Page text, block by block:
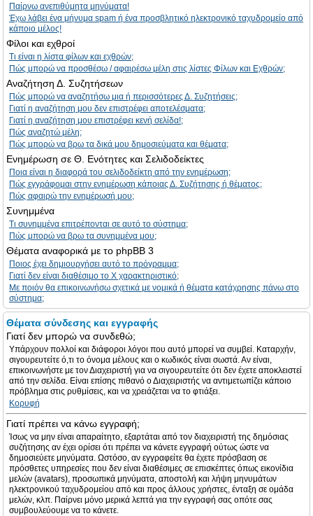
Παίρνω ανεπιθύμητα μηνύματα!
Έχω λάβει ένα μήνυμα spam ή ένα προσβλητικό ηλεκτρονικό ταχυδρομείο από
κάποιο μέλος!
Φίλοι και εχθροί
Τι είναι η λίστα φίλων και εχθρών;
Πώς μπορώ να προσθέσω / αφαιρέσω μέλη στις λίστες Φίλων και Εχθρών;
Αναζήτηση Δ. Συζητήσεων
Πώς μπορώ να αναζητήσω μια ή περισσότερες Δ. Συζητήσεις;
Γιατί η αναζήτηση μου δεν επιστρέφει αποτελέσματα;
Γιατί η αναζήτηση μου επιστρέφει κενή σελίδα!;
Πώς αναζητώ μέλη;
Πώς μπορώ να βρω τα δικά μου δημοσιεύματα και θέματα;
Ενημέρωση σε Θ. Ενότητες και Σελιδοδείκτες
Ποια είναι η διαφορά του σελιδοδείκτη από την ενημέρωση;
Πώς εγγράφομαι στην ενημέρωση κάποιας Δ. Συζήτησης ή θέματος;
Πώς αφαιρώ την ενημέρωσή μου;
Συνημμένα
Τι συνημμένα επιτρέπονται σε αυτό το σύστημα;
Πώς μπορώ να βρω τα συνημμένα μου;
Θέματα αναφορικά με το phpBB 3
Ποιος έχει δημιουργήσει αυτό το πρόγραμμα;
Γιατί δεν είναι διαθέσιμο το Χ χαρακτηριστικό;
Με ποιόν θα επικοινωνήσω σχετικά με νομικά ή θέματα κατάχρησης πάνω στο
σύστημα;
Θέματα σύνδεσης και εγγραφής
Γιατί δεν μπορώ να συνδεθώ;
Υπάρχουν πολλοί και διάφοροι λόγοι που αυτό μπορεί να συμβεί. Καταρχήν,
σιγουρευτείτε ό,τι το όνομα μέλους και ο κωδικός είναι σωστά. Αν είναι,
επικοινωνήστε με τον Διαχειριστή για να σιγουρευτείτε ότι δεν έχετε αποκλειστεί
από την σελίδα. Είναι επίσης πιθανό ο Διαχειριστής να αντιμετωπίζει κάποιο
πρόβλημα στις ρυθμίσεις, και να χρειάζεται να το φτιάξει.
Κορυφή
Γιατί πρέπει να κάνω εγγραφή;
Ίσως να μην είναι απαραίτητο, εξαρτάται από τον διαχειριστή της δημόσιας
συζήτησης αν έχει ορίσει ότι πρέπει να κάνετε εγγραφή ούτως ώστε να
δημοσιεύετε μηνύματα. Ωστόσο, αν εγγραφείτε θα έχετε πρόσβαση σε
πρόσθετες υπηρεσίες που δεν είναι διαθέσιμες σε επισκέπτες όπως εικονίδια
μελών (avatars), προσωπικά μηνύματα, αποστολή και λήψη μηνυμάτων
ηλεκτρονικού ταχυδρομείου από και προς άλλους χρήστες, ένταξη σε ομάδα
μελών, κλπ. Παίρνει μόνο μερικά λεπτά για την εγγραφή σας οπότε σας
συμβουλεύουμε να το κάνετε.